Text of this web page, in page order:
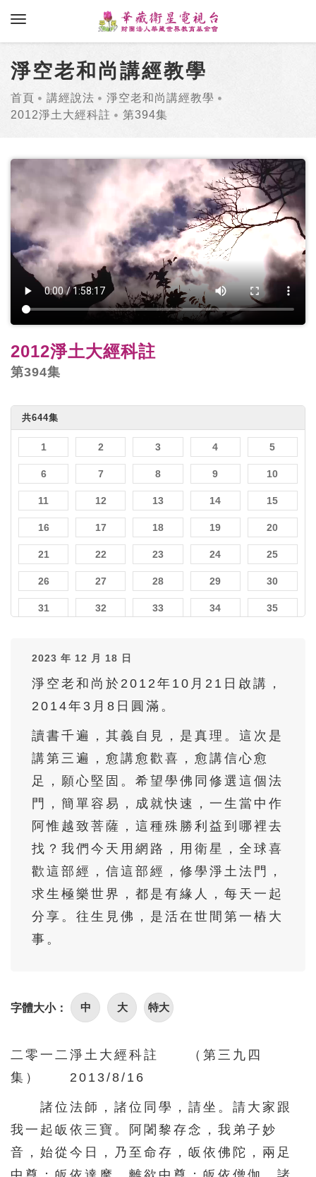
toggle navigation
淨空老和尚講經教學
首頁 講經說法
淨空老和尚講經教學
2012淨土大經科註
第394集
2012淨土大經科註
第394集
共644集
1 2 3 4 5
6 7 8 9 10
11 12 13 14 15
16 17 18 19 20
21 22 23 24 25
26 27 28 29 30
31 32 33 34 35
41 42
46 47 48 49 50
52 53
56 57 58 59 60
66 67 68 70
71 72 73 74 75
76 77 78 79 80
81 82 83 84 85
86 88 89 90
106 107 108
117 118 119
131 132 133 134 135
136 137 138 139 140
2023 年 12 月 18 日
淨空老和尚於2012年10月21日啟講，
2014年3月8日圓滿。
讀書千遍，其義自見，是真理。這次是
講第三遍，愈講愈歡喜，愈講信心愈
足，願心堅固。希望學佛同修選這個法
門，簡單容易，成就快速，一生當中作
阿惟越致菩薩，這種殊勝利益到哪裡去
找？我們今天用網路，用衛星，全球喜
歡這部經，信這部經，修學淨土法門，
求生極樂世界，都是有緣人，每天一起
分享。往生見佛，是活在世間第一樁大
事。
字體大小： 中 大 特大
二零一二淨土大經科註 （第三九四
集） 2013/8/16
諸位法師，諸位同學，請坐。請大家跟
我一起皈依三寶。阿闍黎存念，我弟子妙
音，始從今日，乃至命存，皈依佛陀，兩足